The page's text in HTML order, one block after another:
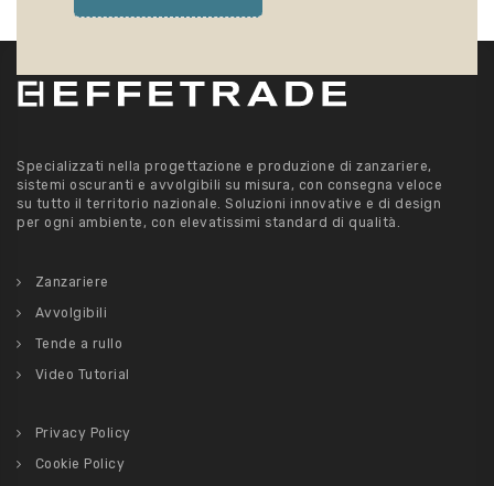
Specializzati nella progettazione e produzione di zanzariere,
sistemi oscuranti e avvolgibili su misura, con consegna veloce
su tutto il territorio nazionale. Soluzioni innovative e di design
per ogni ambiente, con elevatissimi standard di qualità.
Zanzariere
Avvolgibili
Tende a rullo
Video Tutorial
Privacy Policy
Cookie Policy